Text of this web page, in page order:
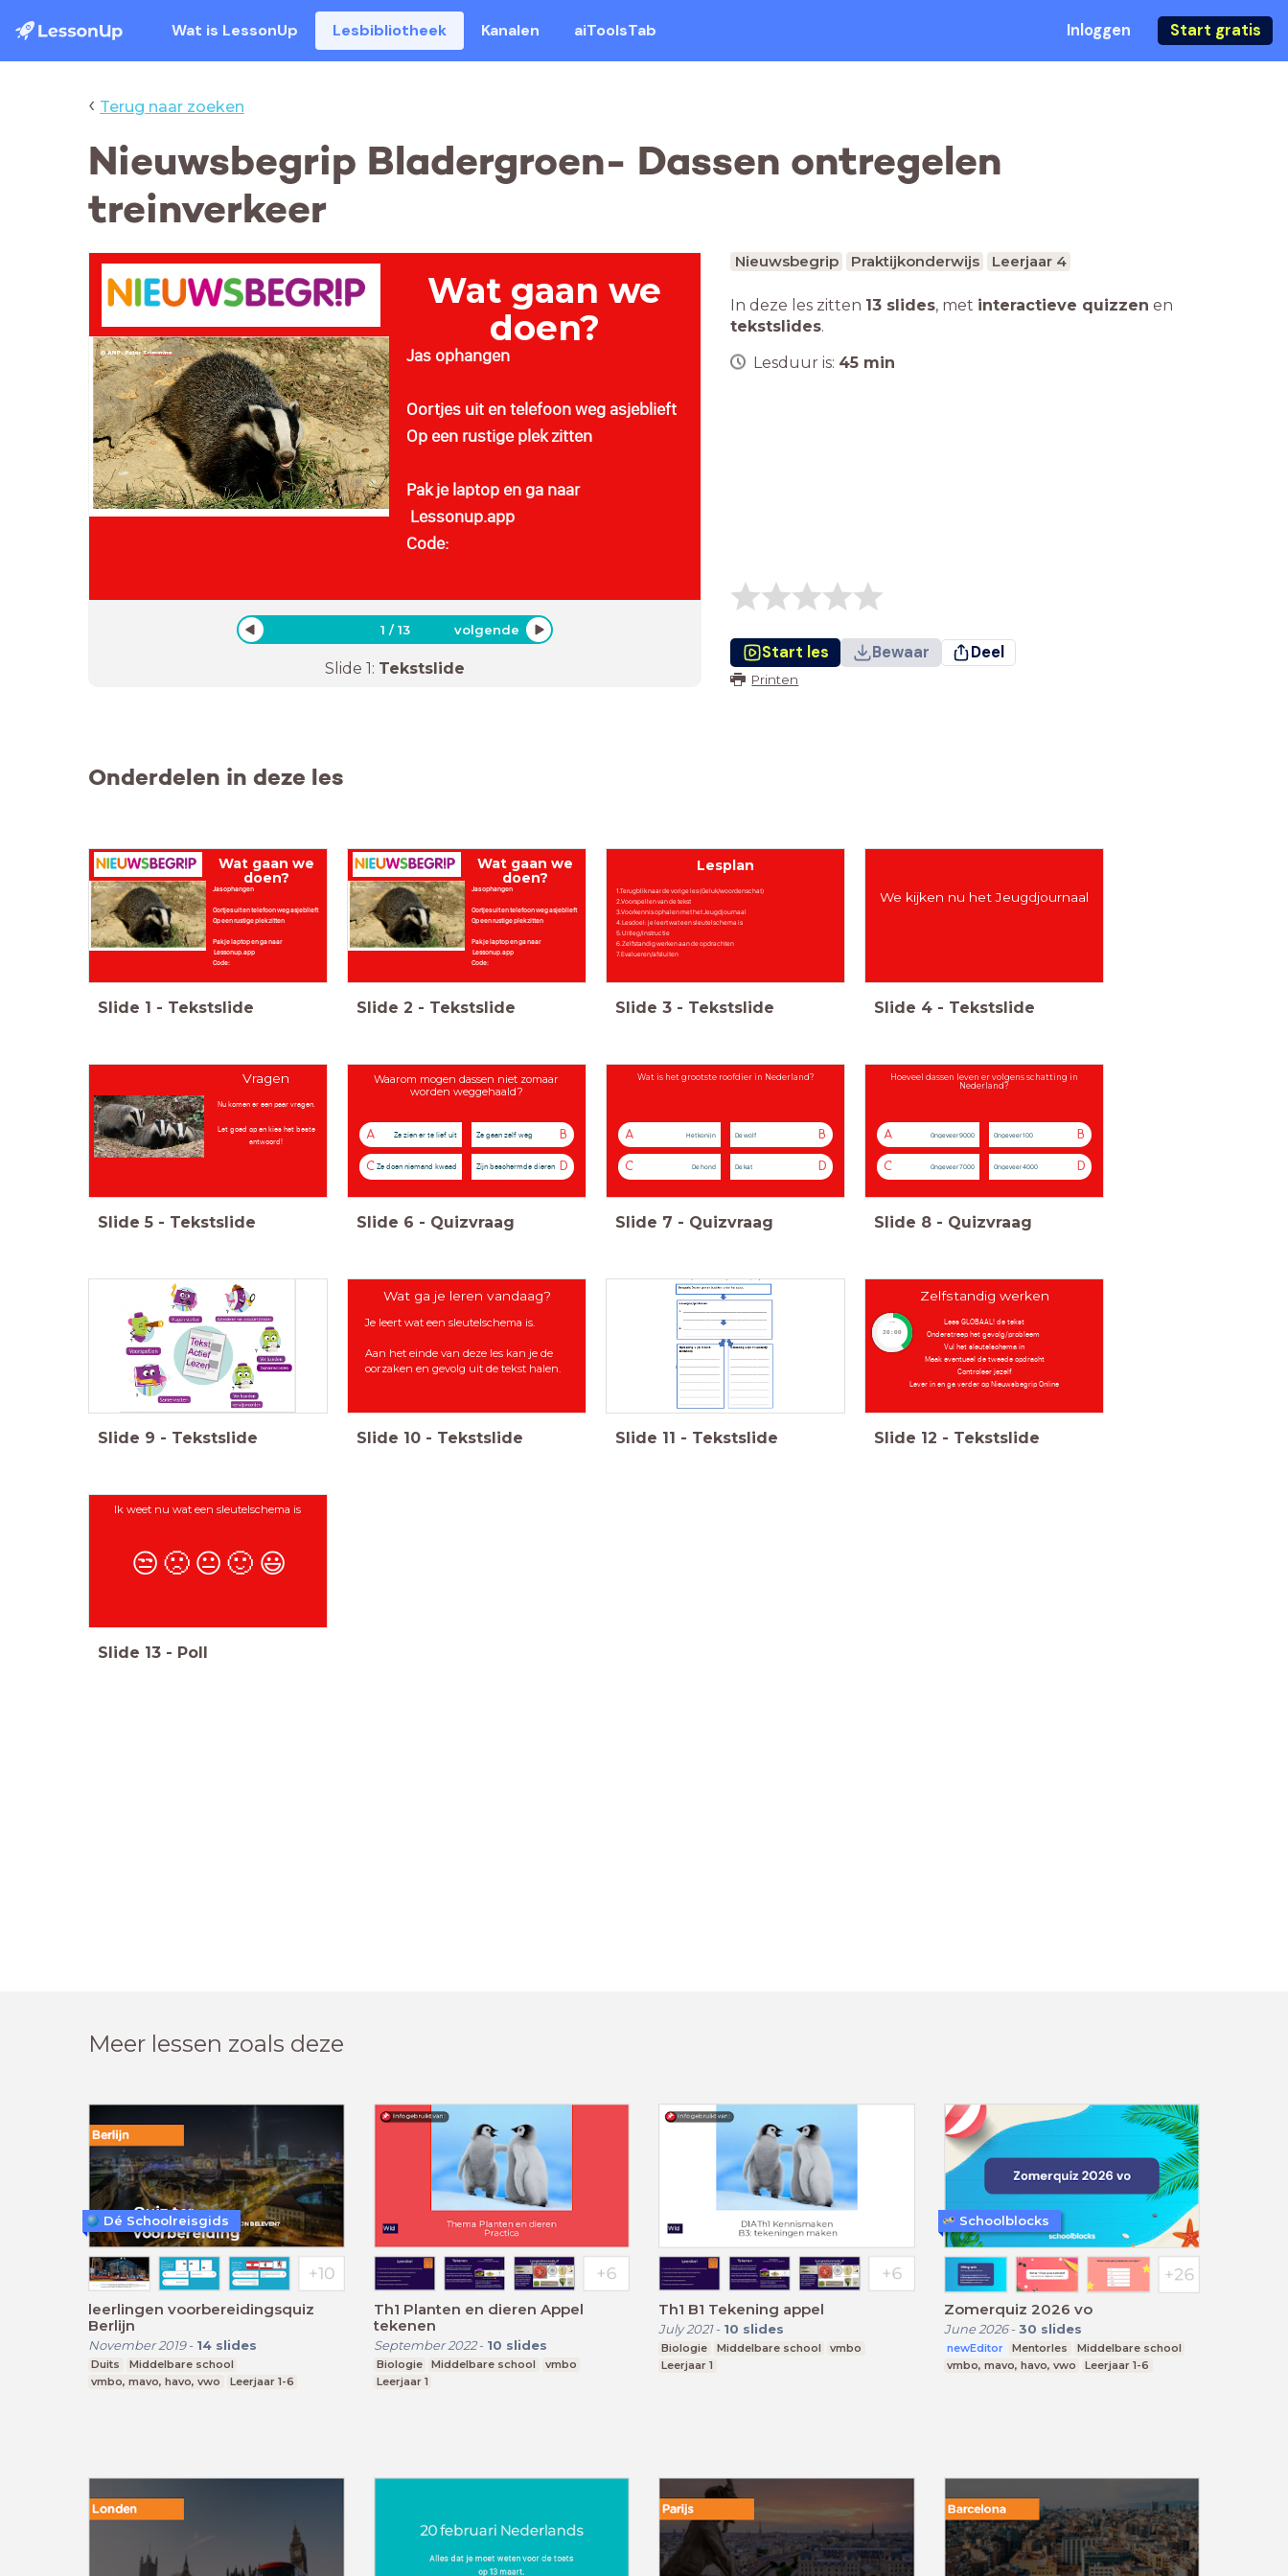
Wat is LessonUp Lesbibliotheek Kanalen aiToolsTab Inloggen Start gratis
‹ Terug naar zoeken
Nieuwsbegrip Bladergroen- Dassen ontregelen
treinverkeer
Wat gaan we
doen?
Jas ophangen
Oortjes uit en telefoon weg asjeblieft
Op een rustige plek zitten
Pak je laptop en ga naar
Lessonup.app
Code:
1 /13 volgende
Slide 1: Tekstslide
Nieuwsbegrip Praktijkonderwijs Leerjaar 4
In deze les zitten 13 slides, met interactieve quizzen en
tekstslides.
Lesduur is: 45 min
Start les Bewaar Deel
Printen
Onderdelen in deze les
Wat gaan we
doen?
Jas ophangen
Oortjes uit en telefoon weg asjeblieft
Op een rustige plek zitten
Pak je laptop en ga naar
Lessonup.app
Code:
Slide 1 - Tekstslide
Wat gaan we
doen?
Jas ophangen
Oortjes uit en telefoon weg asjeblieft
Op een rustige plek zitten
Pak je laptop en ga naar
Lessonup.app
Code:
Slide 2 - Tekstslide
Lesplan
1.Terugblik naar de vorige les (Geluk/woordenschat)
2.Voorspellen van de tekst
3.Voorkennis ophalen met het Jeugdjournaal
4.Lesdoel: je leert wat een sleutelschema is
5.Uitleg/instructie
6.Zelfstandig werken aan de opdrachten
7.Evalueren/afsluiten
Slide 3 - Tekstslide
We kijken nu het Jeugdjournaal
Slide 4 - Tekstslide
Vragen
Nu komen er een paar vragen.
Let goed op en kies het beste
antwoord!
Slide 5 - Tekstslide
Waarom mogen dassen niet zomaar
worden weggehaald?
A Ze zien er te lief uit B
Ze gaan zelf weg
C Ze doen niemand kwaad D
Zijn beschermde dieren
Slide 6 - Quizvraag
Wat is het grootste roofdier in Nederland?
A Het konijn B
De wolf
C De hond D
De kat
Slide 7 - Quizvraag
Hoeveel dassen leven er volgens schatting in
Nederland?
A Ongeveer 9000 B
Ongeveer 100
C Ongeveer 7000 D
Ongeveer 4000
Slide 8 - Quizvraag
Slide 9 - Tekstslide
Wat ga je leren vandaag?
Je leert wat een sleutelschema is.
Aan het einde van deze les kan je de
oorzaken en gevolg uit de tekst halen.
Slide 10 - Tekstslide Slide 11 - Tekstslide
Zelfstandig werken
Lees GLOBAAL! de tekst
Onderstreep het gevolg/probleem
Vul het sleutelschema in
Maak eventueel de tweede opdracht
Controleer jezelf
Lever in en ga verder op Nieuwsbegrip Online
timer
20:00
Slide 12 - Tekstslide
Ik weet nu wat een sleutelschema is
😒 🙁 😐 🙂 😃
Slide 13 - Poll
Meer lessen zoals deze
leerlingen voorbereidingsquiz
Berlijn
November 2019- 14 slides
Duits
Middelbare school
vmbo, mavo, havo, vwo
Leerjaar 1-6
Dé Schoolreisgids
Th1 Planten en dieren Appel
tekenen
September 2022- 10 slides
Biologie Middelbare school
vmbo
Leerjaar 1
Th1 B1 Tekening appel
July 2021- 10 slides
Biologie Middelbare school
vmbo
Leerjaar 1
Zomerquiz 2026 vo
June 2026- 30 slides
newEditor Mentorles
Middelbare school
vmbo, mavo, havo, vwo
Leerjaar 1-6
Schoolblocks